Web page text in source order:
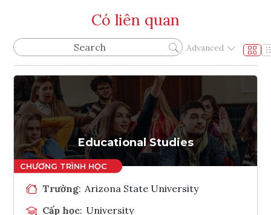
Có liên quan
Advanced
Educational Studies
Trường: Arizona State University
Cấp học: University